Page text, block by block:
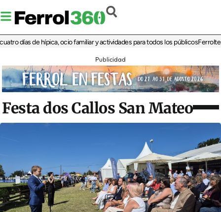
de hípica, ocio familiar y actividades para todos los públicosFerrolterra
Publicidad
Festa dos Callos San Mateo